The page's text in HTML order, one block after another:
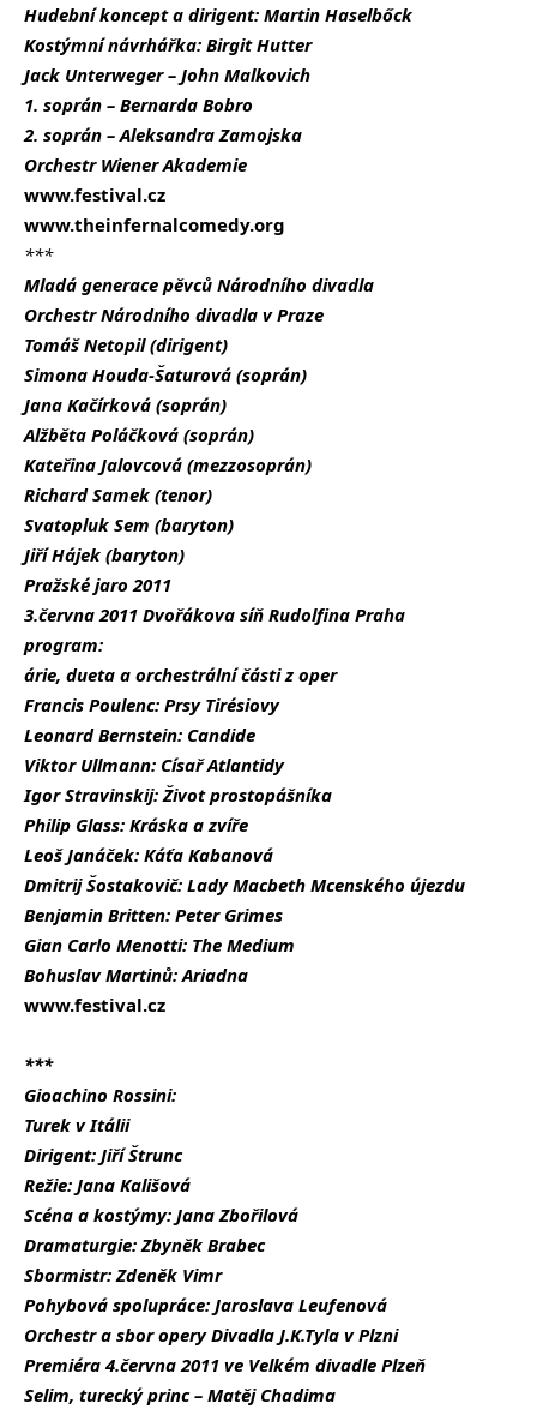
Hudební koncept a dirigent: Martin Haselbőck
Kostýmní návrhářka: Birgit Hutter
Jack Unterweger – John Malkovich
1. soprán – Bernarda Bobro
2. soprán – Aleksandra Zamojska
Orchestr Wiener Akademie
www.festival.cz
www.theinfernalcomedy.org
***
Mladá generace pěvců Národního divadla
Orchestr Národního divadla v Praze
Tomáš Netopil (dirigent)
Simona Houda-Šaturová (soprán)
Jana Kačírková (soprán)
Alžběta Poláčková (soprán)
Kateřina Jalovcová (mezzosoprán)
Richard Samek (tenor)
Svatopluk Sem (baryton)
Jiří Hájek (baryton)
Pražské jaro 2011
3.června 2011 Dvořákova síň Rudolfina Praha
program:
árie, dueta a orchestrální části z oper
Francis Poulenc: Prsy Tirésiovy
Leonard Bernstein: Candide
Viktor Ullmann: Císař Atlantidy
Igor Stravinskij: Život prostopášníka
Philip Glass: Kráska a zvíře
Leoš Janáček: Káťa Kabanová
Dmitrij Šostakovič: Lady Macbeth Mcenského újezdu
Benjamin Britten: Peter Grimes
Gian Carlo Menotti: The Medium
Bohuslav Martinů: Ariadna
www.festival.cz
***
Gioachino Rossini:
Turek v Itálii
Dirigent: Jiří Štrunc
Režie: Jana Kališová
Scéna a kostýmy: Jana Zbořilová
Dramaturgie: Zbyněk Brabec
Sbormistr: Zdeněk Vimr
Pohybová spolupráce: Jaroslava Leufenová
Orchestr a sbor opery Divadla J.K.Tyla v Plzni
Premiéra 4.června 2011 ve Velkém divadle Plzeň
Selim, turecký princ – Matěj Chadima